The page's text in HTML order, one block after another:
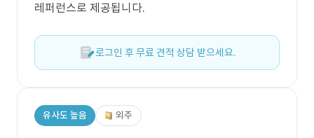
레퍼런스로 제공됩니다.
로그인 후 무료 견적 상담 받으세요.
유사도 높음 외주